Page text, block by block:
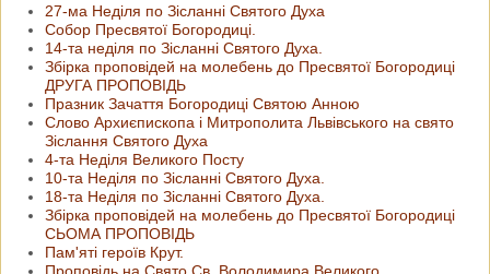
27-ма Неділя по Зісланні Святого Духа
Собор Пресвятої Богородиці.
14-та неділя по Зісланні Святого Духа.
Збірка проповідей на молебень до Пресвятої Богородиці
ДРУГА ПРОПОВІДЬ
Празник Зачаття Богородиці Святою Анною
Слово Архиєпископа і Митрополита Львівського на свято
Зіслання Святого Духа
4-та Неділя Великого Посту
10-та Неділя по Зісланні Святого Духа.
18-та Неділя по Зісланні Святого Духа.
Збірка проповідей на молебень до Пресвятої Богородиці
СЬОМА ПРОПОВІДЬ
Пам'яті героїв Крут.
Проповідь на Свято Св. Володимира Великого